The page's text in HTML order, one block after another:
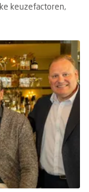
keuzefactoren,